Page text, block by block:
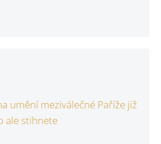
umění meziválečné Paříže již
ale stihnete